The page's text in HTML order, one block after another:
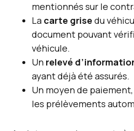
mentionnés sur le
La carte grise du
document pouvant
véhicule.
Un relevé
ayant déjà été assurés.
Un moyen de paiement,
les prélèvements